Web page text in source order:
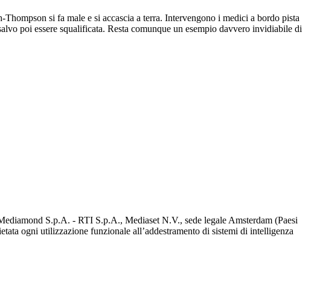
si fa male e si accascia a terra. Intervengono i medici a bordo pista
poi essere squalificata. Resta comunque un esempio davvero invidiabile di
S.p.A. - RTI S.p.A., Mediaset N.V., sede legale Amsterdam (Paesi
ogni utilizzazione funzionale all’addestramento di sistemi di intelligenza